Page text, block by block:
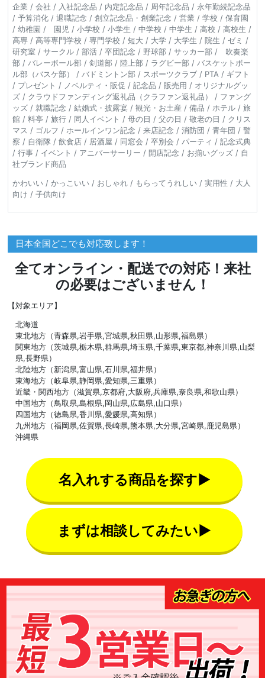
企業 / 会社 / 入社記念品 / 内定記念品 / 周年記念品 / 永年勤続記念品
/ 予算消化 / 退職記念 / 創立記念品・創業記念 / 営業 / 学校 / 保育園
/ 幼稚園 / 園児 / 小学校 / 小学生 / 中学校 / 中学生 / 高校 / 高校生 /
高専 / 高等専門学校 / 専門学校 / 短大 / 大学 / 大学生 / 院生 / ゼミ /
研究室 / サークル / 部活 / 卒団記念 / 野球部 / サッカー部 / 吹奏楽
部 / バレーボール部 / 剣道部 / 陸上部 / ラグビー部 / バスケットボー
ル部（バスケ部） / バドミントン部 / スポーツクラブ / PTA / ギフト
/ プレゼント / ノベルティ・販促 / 記念品 / 販売用 / オリジナルグッ
ズ / クラウドファンディング返礼品（クラファン返礼品） / ファング
ッズ / 就職記念 / 結婚式・披露宴 / 観光・お土産 / 備品 / ホテル / 旅
館 / 料亭 / 旅行 / 同人イベント / 母の日 / 父の日 / 敬老の日 / クリス
マス / ゴルフ / ホールインワン記念 / 来店記念 / 消防団 / 青年団 / 警
察 / 自衛隊 / 飲食店 / 居酒屋 / 同窓会 / 卒別会 / パーティ / 記念式典
/ 行事 / イベント / アニバーサーリー / 開店記念 / お揃いグッズ / 自
社ブランド商品
かわいい / かっこいい / おしゃれ / もらってうれしい / 実用性 / 大人
向け / 子供向け
日本全国どこでも対応致します！
全てオンライン・配送での対応！来社
の必要はございません！
【対象エリア】
北海道
東北地方（青森県,岩手県,宮城県,秋田県,山形県,福島県）
関東地方（茨城県,栃木県,群馬県,埼玉県,千葉県,東京都,神奈川県,山梨
県,長野県）
北陸地方（新潟県,富山県,石川県,福井県）
東海地方（岐阜県,静岡県,愛知県,三重県）
近畿・関西地方（滋賀県,京都府,大阪府,兵庫県,奈良県,和歌山県）
中国地方（鳥取県,島根県,岡山県,広島県,山口県）
四国地方（徳島県,香川県,愛媛県,高知県）
九州地方（福岡県,佐賀県,長崎県,熊本県,大分県,宮崎県,鹿児島県）
沖縄県
名入れする商品を探す▶
まずは相談してみたい▶